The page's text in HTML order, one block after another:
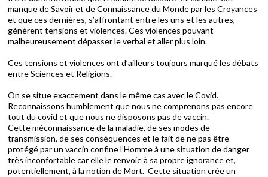
manque de Savoir et de Connaissance du Monde par les Croyances
et que ces dernières, s’affrontant entre les uns et les autres,
génèrent tensions et violences. Ces violences pouvant
malheureusement dépasser le verbal et aller plus loin.
Ces tensions et violences ont d’ailleurs toujours marqué les débats
entre Sciences et Religions.
On se situe exactement dans le même cas avec le Covid.
Reconnaissons humblement que nous ne comprenons pas encore
tout du covid et que nous ne disposons pas de vaccin.
Cette méconnaissance de la maladie, de ses modes de
transmission, de ses conséquences et le fait de ne pas être
protégé par un vaccin confine l’Homme à une situation de danger
très inconfortable car elle le renvoie à sa propre ignorance et,
potentiellement, à la notion de Mort. Cette situation crée un